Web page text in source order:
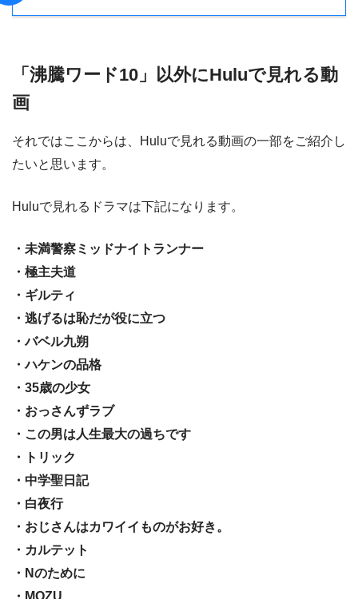
「沸騰ワード10」以外にHuluで見れる動
画
それではここからは、Huluで見れる動画の一部をご紹介し
たいと思います。
Huluで見れるドラマは下記になります。
・未満警察ミッドナイトランナー
・極主夫道
・ギルティ
・逃げるは恥だが役に立つ
・バベル九朔
・ハケンの品格
・35歳の少女
・おっさんずラブ
・この男は人生最大の過ちです
・トリック
・中学聖日記
・白夜行
・おじさんはカワイイものがお好き。
・カルテット
・Nのために